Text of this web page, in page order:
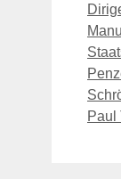
Paul